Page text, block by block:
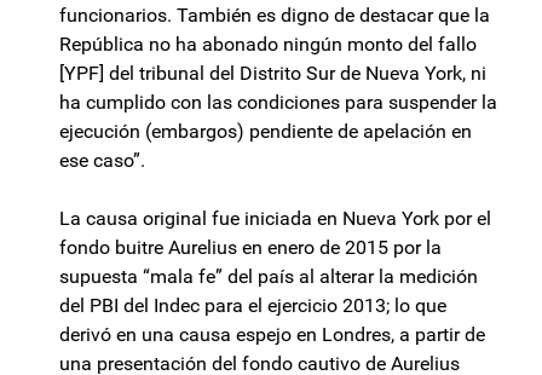
funcionarios. También es digno de destacar que la
República no ha abonado ningún monto del fallo
[YPF] del tribunal del Distrito Sur de Nueva York, ni
ha cumplido con las condiciones para suspender la
ejecución (embargos) pendiente de apelación en
ese caso”.
La causa original fue iniciada en Nueva York por el
fondo buitre Aurelius en enero de 2015 por la
supuesta “mala fe” del país al alterar la medición
del PBI del Indec para el ejercicio 2013; lo que
derivó en una causa espejo en Londres, a partir de
una presentación del fondo cautivo de Aurelius